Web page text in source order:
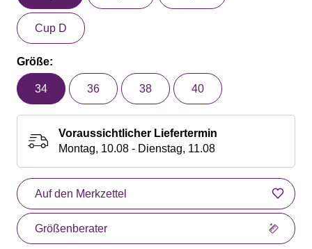
Cup D
Größe:
34 36 38 40
Voraussichtlicher Liefertermin
Montag, 10.08 - Dienstag, 11.08
Auf den Merkzettel
Größenberater